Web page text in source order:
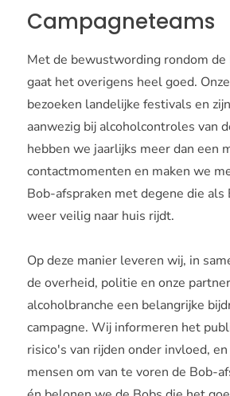
Campagneteams
Met de bewustwording rondom de
gaat het overigens heel goed.
bezoeken landelijke festivals en
aanwezig bij alcoholcontroles van
hebben we jaarlijks meer dan een
contactmomenten en maken we
Bob-afspraken met degene die als
weer veilig naar huis rijdt.
Op deze manier leveren wij, in
de overheid, politie en onze
alcoholbranche een belangrijke
campagne. Wij informeren het
risico's van rijden onder invloed,
mensen om van te voren de Bob-